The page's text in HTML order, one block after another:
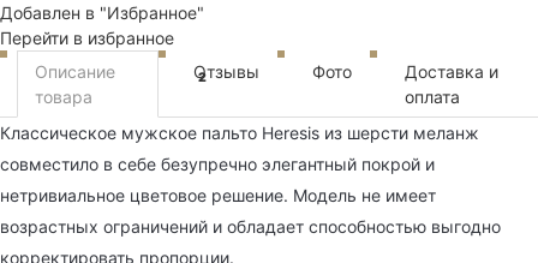
Добавлен в "Избранное"
Перейти в избранное
Описание
товара
Отзывы
2 Фото
Доставка и
оплата
Классическое мужское пальто Heresis из шерсти меланж
совместило в себе безупречно элегантный покрой и
нетривиальное цветовое решение. Модель не имеет
возрастных ограничений и обладает способностью выгодно
корректировать пропорции.